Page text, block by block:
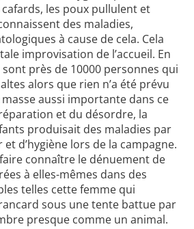
cafards, les poux pullulent et
des maladies,
à cause de cela. Cela
improvisation de l’accueil. En
près de 10000 personnes qui
alors que rien n’a été prévu
aussi importante dans ce
et du désordre, la
produisait des maladies par
d’hygiène lors de la campagne.
connaître le dénuement de
à elles-mêmes dans des
telles cette femme qui
sous une tente battue par
presque comme un animal.